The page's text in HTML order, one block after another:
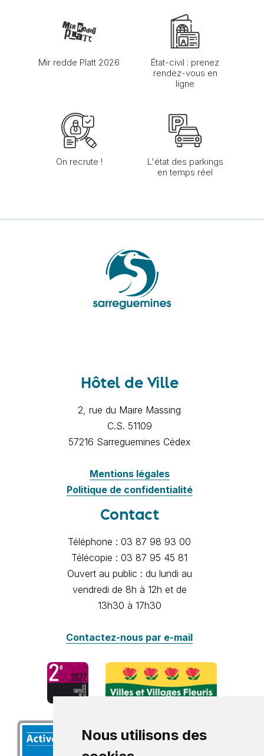
Nous utilisons des
Mir redde Platt 2026
État-civil : prenez
rendez-vous en
ligne
On recrute !
L'état des parkings
en temps réel
Hôtel de Ville
2, rue du Maire Massing
C.S. 51109
57216 Sarreguemines Cédex
Mentions légales
Politique de confidentialité
Contact
Téléphone : 03 87 98 93 00
Télécopie : 03 87 95 45 81
Ouvert au public : du lundi au
vendredi de 8h à 12h et de
13h30 à 17h30
Contactez-nous par e-mail